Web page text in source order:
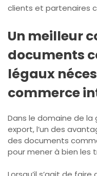
clients et partenaires
Un meilleur
documents
légaux
commerce
Dans le domaine de
export, l’un des
des documents
pour mener à bien les